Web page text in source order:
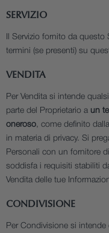
SERVIZIO
Il Servizio fornito da
termini (se presenti) su
VENDITA
Per Vendita si intende
parte del Proprietario a un
oneroso, come definito
in materia di privacy. Si
Personali con un fornitore
soddisfa i requisiti stabiliti
Vendita delle tue
CONDIVISIONE
Per Condivisione si